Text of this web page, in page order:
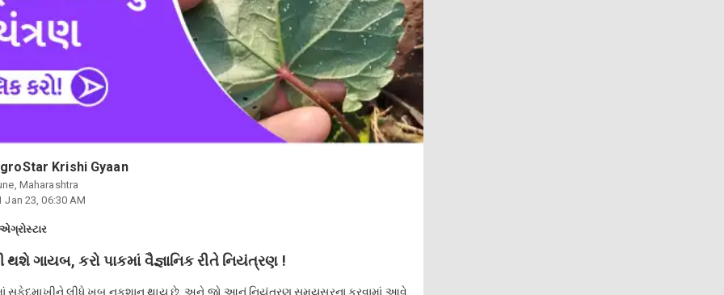
Krishi Gyaan
Maharashtra
Jan 23, 06:30 AM
ગાયબ, કરો પાકમાં વૈજ્ઞાનિક રીતે નિયંત્રણ !
સફેદમાખીને લીધે ખુબ નુકશાન થાય છે. અને જો આનું નિયંત્રણ સમયસરના કરવામાં આવે